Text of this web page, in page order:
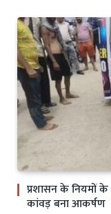
प्रशासन के नियमों के
कांवड़ बना आकर्षण